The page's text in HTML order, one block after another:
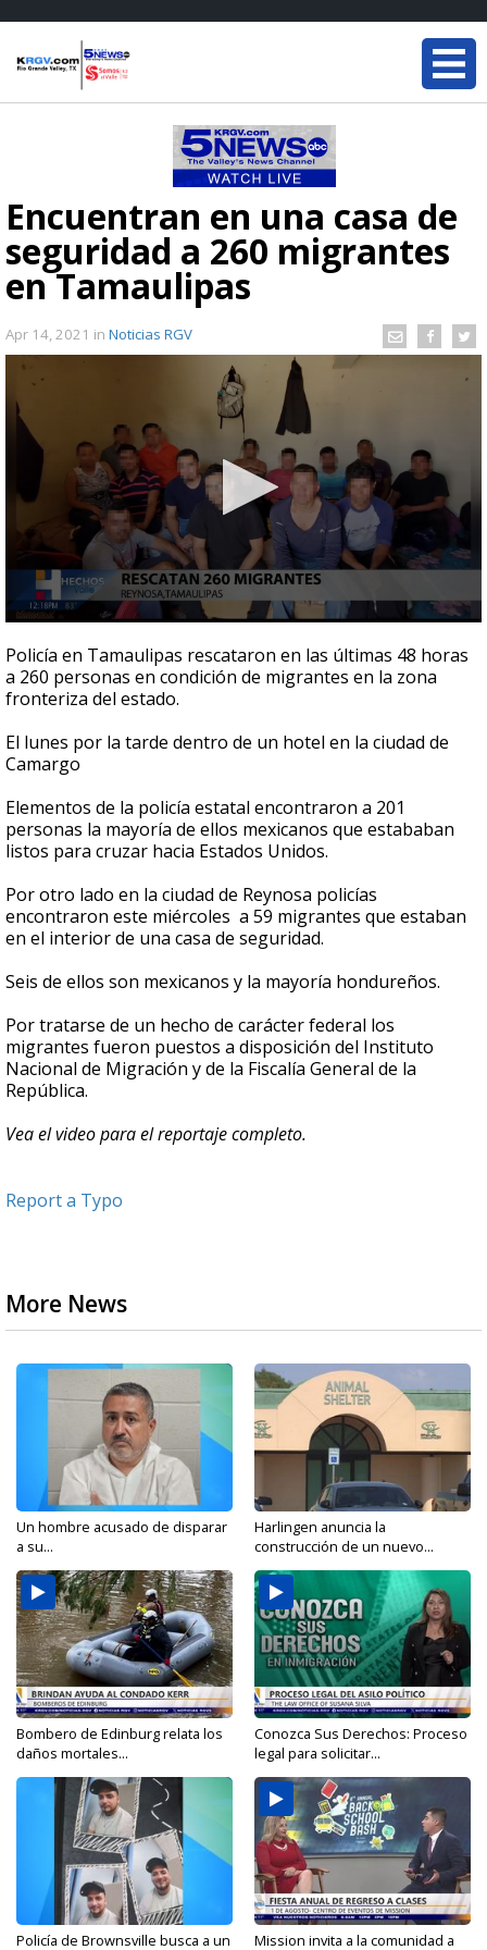
Encuentran en una casa de
seguridad a 260 migrantes
en Tamaulipas
Apr 14, 2021 in Noticias RGV
seconds
of
44
seconds
Policía en Tamaulipas rescataron en las últimas 48 horas
a 260 personas en condición de migrantes en la zona
fronteriza del estado.
El lunes por la tarde dentro de un hotel en la ciudad de
Camargo
Elementos de la policía estatal encontraron a 201
personas la mayoría de ellos mexicanos que estababan
listos para cruzar hacia Estados Unidos.
Por otro lado en la ciudad de Reynosa policías
encontraron este miércoles a 59 migrantes que estaban
en el interior de una casa de seguridad.
Seis de ellos son mexicanos y la mayoría hondureños.
Por tratarse de un hecho de carácter federal los
migrantes fueron puestos a disposición del Instituto
Nacional de Migración y de la Fiscalía General de la
República.
Vea el video para el reportaje completo.
Report a Typo
More News
Un hombre acusado de disparar
a su...
Harlingen anuncia la
construcción de un nuevo...
Bombero de Edinburg relata los
daños mortales...
Conozca Sus Derechos: Proceso
legal para solicitar...
Policía de Brownsville busca a un Mission invita a la comunidad a